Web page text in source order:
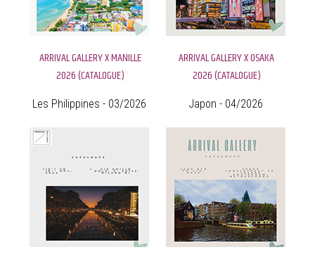
ARRIVAL GALLERY X MANILLE
2026 (CATALOGUE)
Les Philippines - 03/2026
ARRIVAL GALLERY X OSAKA
2026 (CATALOGUE)
Japon - 04/2026